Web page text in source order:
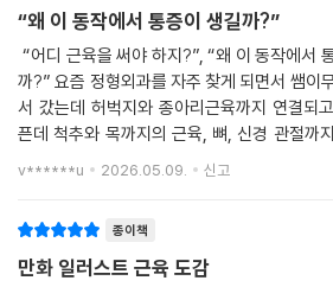
“왜 이 동작에서 통증이 생길까?”
“어디 근육을 써야 하지?”, “왜 이 동작에서
까?” 요즘 정형외과를 자주 찾게 되면서 쌤이
서 갔는데 허벅지와 종아리근육까지 연결되
픈데 척추와 목까지의 근육, 뼈, 신경 관절까
서일상에서 운동을 하거나 스트레칭, 혹은 단
v******u 2026.05.09. 신고
종이책
만화 일러스트 근육 도감